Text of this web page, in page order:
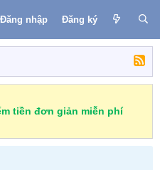
Đăng nhập Đăng ký
tiền đơn giản miễn phí